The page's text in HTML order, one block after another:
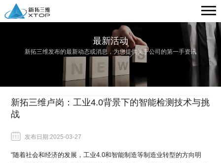
最新活动
新拓三维发布的最新动态或消息，为您提供关于公司的第一手资讯
新拓三维卢岗：工业4.0背景下的智能检测技术与挑
战
发布日期:2025-03-27
“随着社会和经济的发展，工业4.0和智能制造等制造业转型的方向明